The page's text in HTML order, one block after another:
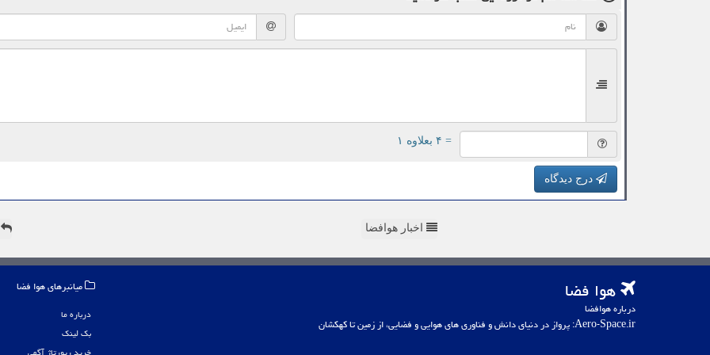
= ۴ بعلاوه ۱
درج دیدگاه
اخبار هوافضا
هوا فضا
درباره هوافضا
Aero-Space.ir: پرواز در دنیای دانش و فناوری های هوایی و فضایی، از زمین تا کهکشان
میانبرهای هوا فضا
درباره ما
بک لینک